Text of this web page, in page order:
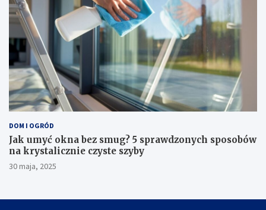
DOM I OGRÓD
Jak umyć okna bez smug? 5 sprawdzonych sposobów
na krystalicznie czyste szyby
30 maja, 2025